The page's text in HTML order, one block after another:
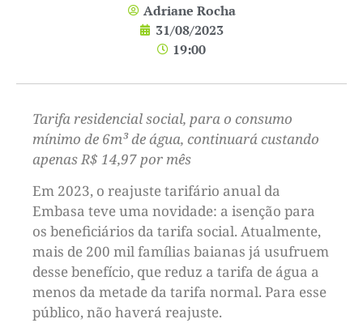
Adriane Rocha
31/08/2023
19:00
Tarifa residencial social, para o consumo
mínimo de 6m³ de água, continuará custando
apenas R$ 14,97 por mês
Em 2023, o reajuste tarifário anual da
Embasa teve uma novidade: a isenção para
os beneficiários da tarifa social. Atualmente,
mais de 200 mil famílias baianas já usufruem
desse benefício, que reduz a tarifa de água a
menos da metade da tarifa normal. Para esse
público, não haverá reajuste.